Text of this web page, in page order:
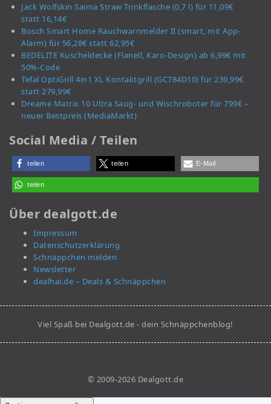
Jack Wolfskin Saima Straw Trinkflasche (0,7 l) für 11,09€
statt 16,14€
Bosch Smart Home Rauchwarnmelder II (smart, mit App-
Alarm) für 56,28€ statt 62,95€
BEDELITE Kuscheldecke (Flanell, Karo-Design) ab 6,99€ mit
50%-Code
Tefal OptiGrill 4in1 XL Kontaktgrill (GC784D10) für 239,99€
statt 279,99€
Dreame Matrix 10 Ultra Saug- und Wischroboter für 799€ –
neuer Bestpreis (MediaMarkt)
Social Media / Teilen
teilen teilen E-Mail
teilen
Über dealgott.de
Impressum
Datenschutzerklärung
Schnäppchen melden
Newsletter
dealhai.de – Deals & Schnäppchen
Viel Spaß bei Dealgott.de - dein Schnäppchenblog!
© 2009-2026 Dealgott.de